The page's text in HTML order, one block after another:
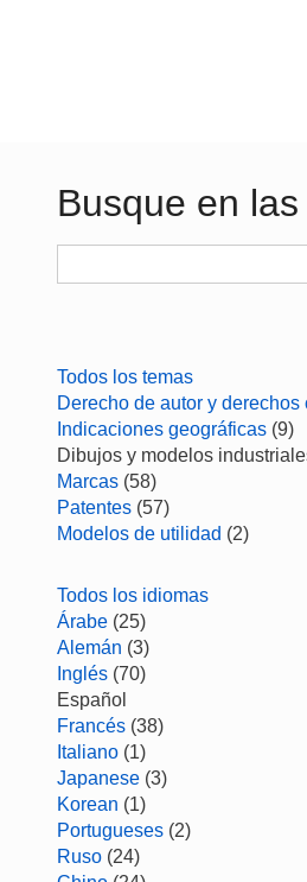
Busque en
Todos los temas
Derecho de autor y derechos
Indicaciones geográficas (9)
Dibujos y modelos
Marcas (58)
Patentes (57)
Modelos de utilidad (2)
Todos los idiomas
Árabe (25)
Alemán (3)
Inglés (70)
Español
Francés (38)
Italiano (1)
Japanese (3)
Korean (1)
Portugueses (2)
Ruso (24)